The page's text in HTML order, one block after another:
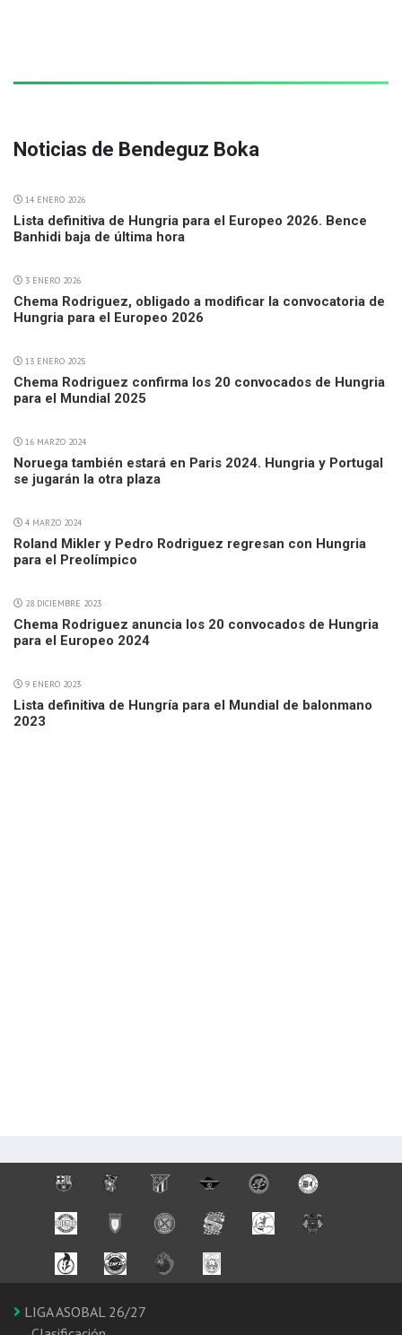
Noticias de Bendeguz Boka
14 ENERO 2026
Lista definitiva de Hungria para el Europeo 2026. Bence
Banhidi baja de última hora
3 ENERO 2026
Chema Rodriguez, obligado a modificar la convocatoria de
Hungria para el Europeo 2026
13 ENERO 2025
Chema Rodriguez confirma los 20 convocados de Hungria
para el Mundial 2025
16 MARZO 2024
Noruega también estará en Paris 2024. Hungria y Portugal
se jugarán la otra plaza
4 MARZO 2024
Roland Mikler y Pedro Rodriguez regresan con Hungria
para el Preolímpico
28 DICIEMBRE 2023
Chema Rodriguez anuncia los 20 convocados de Hungria
para el Europeo 2024
9 ENERO 2023
Lista definitiva de Hungría para el Mundial de balonmano
2023
LIGA ASOBAL 26/27